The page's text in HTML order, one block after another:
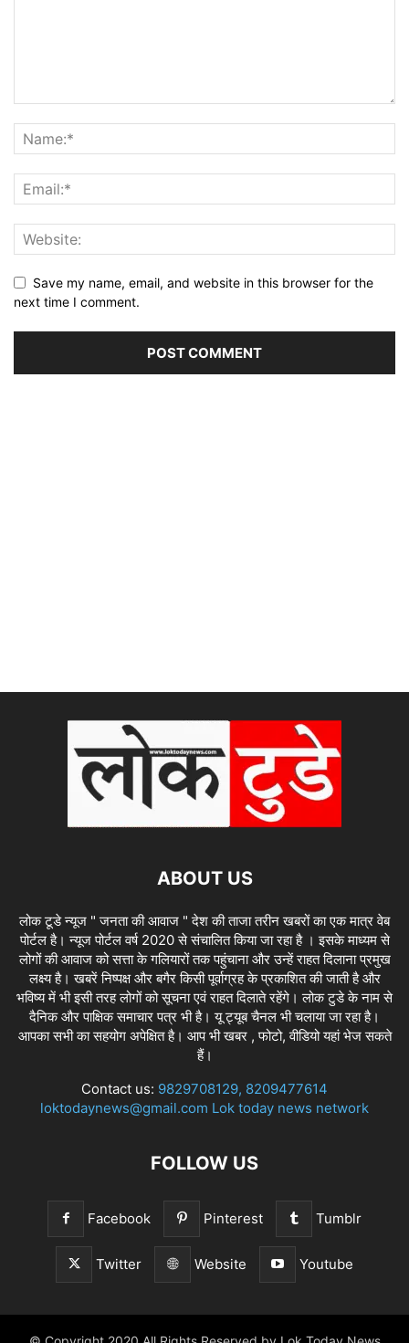
Save my name, email, and website in this browser for the
next time I comment.
ABOUT US
लोक टूडे न्यूज " जनता की आवाज " देश की ताजा तरीन खबरों का एक मात्र वेब
पोर्टल है। न्यूज पोर्टल वर्ष 2020 से संचालित किया जा रहा है । इसके माध्यम से
लोगों की आवाज को सत्ता के गलियारों तक पहुंचाना और उन्हें राहत दिलाना प्रमुख
लक्ष्य है। खबरें निष्पक्ष और बगैर किसी पूर्वाग्रह के प्रकाशित की जाती है और
भविष्य में भी इसी तरह लोगों को सूचना एवं राहत दिलाते रहेंगे। लोक टुडे के नाम से
दैनिक और पाक्षिक समाचार पत्र भी है। यू ट्यूब चैनल भी चलाया जा रहा है।
आपका सभी का सहयोग अपेक्षित है। आप भी खबर , फोटो, वीडियो यहां भेज सकते
हैं।
Contact us: 9829708129, 8209477614
loktodaynews@gmail.com Lok today news network
FOLLOW US
Facebook Pinterest Tumblr
Twitter Website Youtube